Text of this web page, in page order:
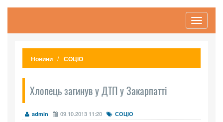
Toggle
Новини СОЦІО
Хлопець загинув у ДТП у Закарпатті
admin 09.10.2013 11:20 СОЦІО